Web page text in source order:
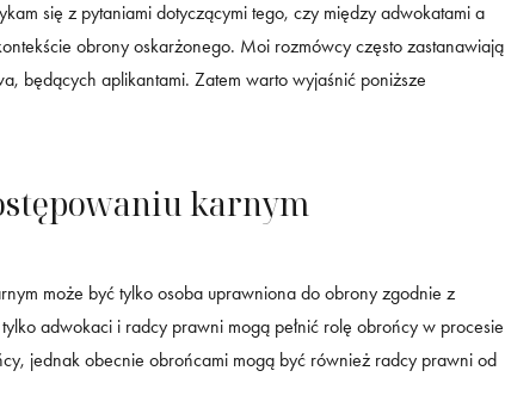
się z pytaniami dotyczącymi tego, czy między adwokatami a
obrony oskarżonego. Moi rozmówcy często zastanawiają
będących aplikantami. Zatem warto wyjaśnić poniższe
karnym
może być tylko osoba uprawniona do obrony zgodnie z
adwokaci i radcy prawni mogą pełnić rolę obrońcy w procesie
jednak obecnie obrońcami mogą być również radcy prawni od